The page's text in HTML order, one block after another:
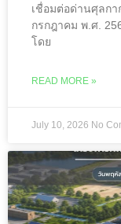
เชื่อมต่อด่านศุลก
กรกฎาคม พ.ศ.
โดย
READ MORE »
July 10, 2026 No